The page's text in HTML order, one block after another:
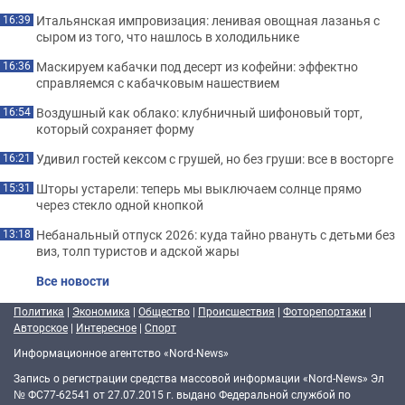
16:39 Итальянская импровизация: ленивая овощная лазанья с
сыром из того, что нашлось в холодильнике
16:36 Маскируем кабачки под десерт из кофейни: эффектно
справляемся с кабачковым нашествием
16:54 Воздушный как облако: клубничный шифоновый торт,
который сохраняет форму
16:21 Удивил гостей кексом с грушей, но без груши: все в восторге
15:31 Шторы устарели: теперь мы выключаем солнце прямо
через стекло одной кнопкой
13:18 Небанальный отпуск 2026: куда тайно рвануть с детьми без
виз, толп туристов и адской жары
Все новости
Политика | Экономика | Общество | Происшествия | Фоторепортажи |
Авторское | Интересное | Спорт
Информационное агентство «Nord-News»
Запись о регистрации средства массовой информации «Nord-News» Эл
№ ФС77-62541 от 27.07.2015 г. выдано Федеральной службой по